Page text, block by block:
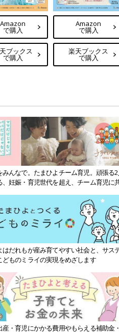
Amazon
で購入
ブックス
で購入
Amazon
で購入
楽天ブックス
で購入
みんなで。たまひよチーム育児。頑張る
、妊娠・育児世代を超え、チーム育児に
はだれもが産み育てやすい社会と、サス
どものミライの実現をめざします
産・育児にかかる費用やもらえる補助金